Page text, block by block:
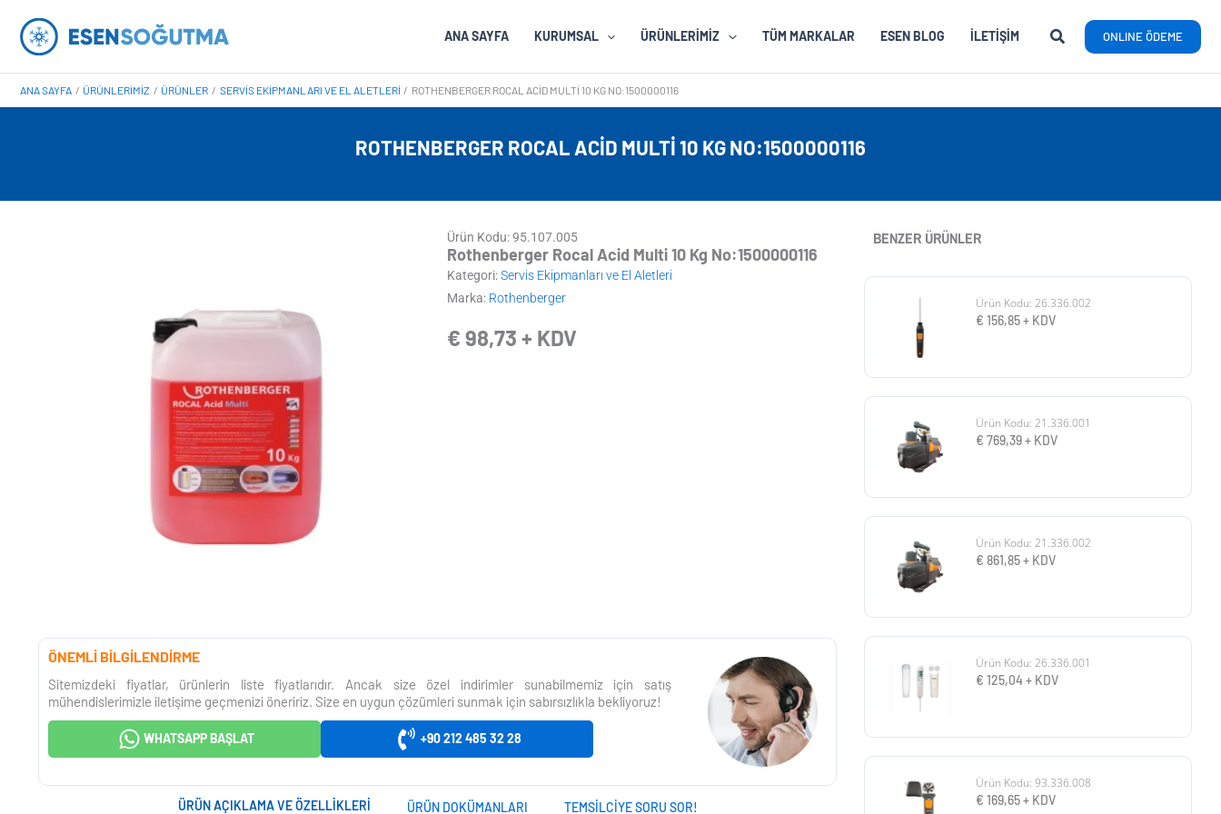
atla
ANA SAYFA KURUMSAL ÜRÜNLERIMIZ TÜM MARKALAR ESEN BLOG İLETIŞIM ONLINE ÖDEME
ANA SAYFA ÜRÜNLERIMIZ ÜRÜNLER SERVIS EKIPMANLARI VE EL ALETLERI ROTHENBERGER ROCAL ACID MULTI 10 KG NO:1500000116
ROTHENBERGER ROCAL ACID MULTI 10 KG NO:1500000116
Ürün Kodu: 95.107.005
Rothenberger Rocal Acid Multi 10 Kg No:1500000116
Kategori:Servis Ekipmanları ve El Aletleri
Marka: Rothenberger
€ 98,73 + KDV
ÖNEMLİ BİLGİLENDİRME
Sitemizdeki fiyatlar, ürünlerin liste fiyatlarıdır. Ancak size özel indirimler sunabilmemiz için satış
mühendislerimizle iletişime geçmenizi öneririz. Size en uygun çözümleri sunmak için sabırsızlıkla bekliyoruz!
WHATSAPP BAŞLAT +90 212 485 32 28
ÜRÜN AÇIKLAMA VE ÖZELLIKLERI ÜRÜN DOKÜMANLARI TEMSILCIYE SORU SOR!
BENZER ÜRÜNLER
Ürün Kodu: 26.336.002
€ 156,85+ KDV
Ürün Kodu: 21.336.001
€ 769,39+ KDV
Ürün Kodu: 21.336.002
€ 861,85+ KDV
Ürün Kodu: 26.336.001
€ 125,04+ KDV
Ürün Kodu: 93.336.008
€ 169,65+ KDV